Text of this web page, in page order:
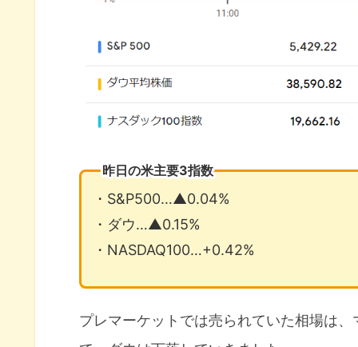
昨日の米主要3指数
・S&P500…▲0.04%
・ダウ…▲0.15%
・NASDAQ100…+0.42%
プレマーケットでは売られていた相場は